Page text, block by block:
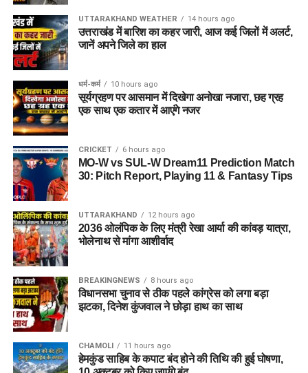
UTTARAKHAND WEATHER 14 hours ago
उत्तराखंड में बारिश का कहर जारी, आज कई जिलों में अलर्ट,
जानें अपने जिले का हाल
धर्म-कर्म 10 hours ago
सूर्यग्रहण पर आसमान में दिखेगा अनोखा नजारा, छह ग्रह
एक साथ एक कतार में आएंगे नजर
CRICKET 6 hours ago
MO-W vs SUL-W Dream11 Prediction Match
30: Pitch Report, Playing 11 & Fantasy Tips
UTTARAKHAND 12 hours ago
2036 ओलंपिक के लिए मंत्री रेखा आर्या की कांवड़ यात्रा,
भोलेनाथ से मांगा आशीर्वाद
BREAKINGNEWS 8 hours ago
विधानसभा चुनाव से ठीक पहले कांग्रेस को लगा बड़ा
झटका, दिनेश कुंजवाल ने छोड़ा हाथ का साथ
CHAMOLI 11 hours ago
हेमकुंड साहिब के कपाट बंद होने की तिथि की हुई घोषणा,